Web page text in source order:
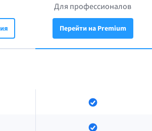
Для профессионалов
Перейти на Premium